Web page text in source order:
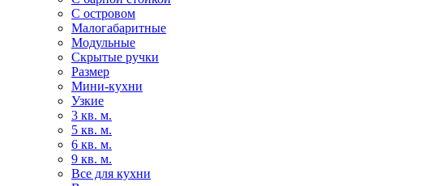
С островом
Малогабаритные
Модульные
Скрытые ручки
Размер
Мини-кухни
Узкие
3 кв. м.
5 кв. м.
6 кв. м.
9 кв. м.
Все для кухни